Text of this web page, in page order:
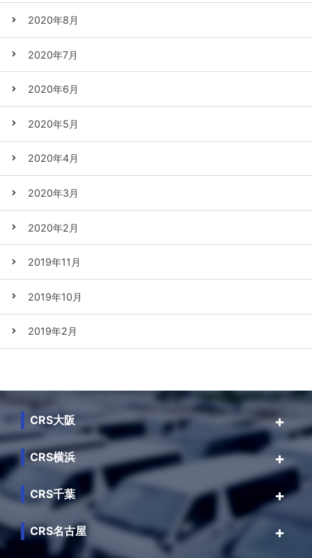
2020年8月
2020年7月
2020年6月
2020年5月
2020年4月
2020年3月
2020年2月
2019年11月
2019年10月
2019年2月
CRS大阪
CRS横浜
CRS千葉
CRS名古屋